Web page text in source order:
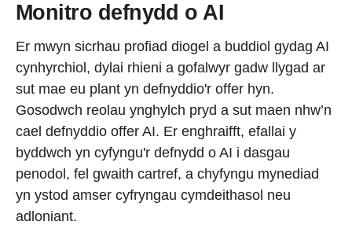
Monitro defnydd o AI
Er mwyn sicrhau profiad diogel a buddiol gydag AI
cynhyrchiol, dylai rhieni a gofalwyr gadw llygad ar
sut mae eu plant yn defnyddio'r offer hyn.
Gosodwch reolau ynghylch pryd a sut maen nhw’n
cael defnyddio offer AI. Er enghraifft, efallai y
byddwch yn cyfyngu'r defnydd o AI i dasgau
penodol, fel gwaith cartref, a chyfyngu mynediad
yn ystod amser cyfryngau cymdeithasol neu
adloniant.